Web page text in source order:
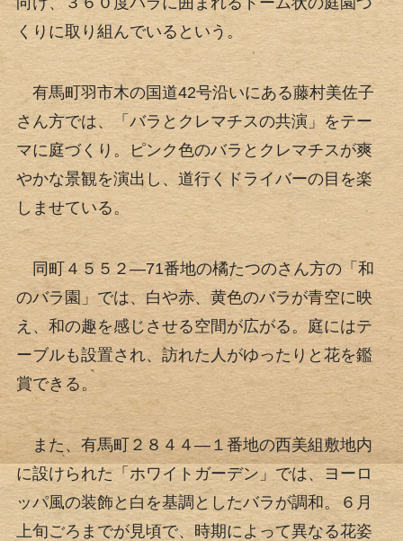
くりに取り組んでいるという。
有馬町羽市木の国道42号沿いにある藤村美佐子
さん方では、「バラとクレマチスの共演」をテー
マに庭づくり。ピンク色のバラとクレマチスが爽
やかな景観を演出し、道行くドライバーの目を楽
しませている。
同町４５５２―71番地の橘たつのさん方の「和
のバラ園」では、白や赤、黄色のバラが青空に映
え、和の趣を感じさせる空間が広がる。庭にはテ
ーブルも設置され、訪れた人がゆったりと花を鑑
賞できる。
また、有馬町２８４４―１番地の西美組敷地内
に設けられた「ホワイトガーデン」では、ヨーロ
ッパ風の装飾と白を基調としたバラが調和。６月
上旬ごろまでが見頃で、時期によって異なる花姿